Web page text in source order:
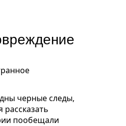
черные следы,
пообещали